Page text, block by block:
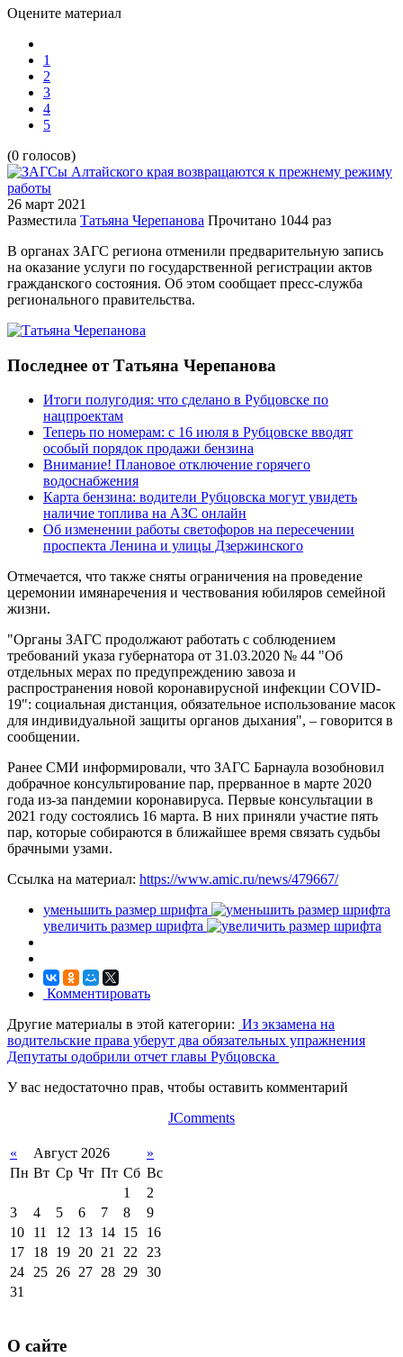
Оцените материал
1
2
3
4
5
(0 голосов)
26 март 2021
Разместила Татьяна Черепанова Прочитано 1044 раз
В органах ЗАГС региона отменили предварительную запись
на оказание услуги по государственной регистрации актов
гражданского состояния. Об этом сообщает пресс-служба
регионального правительства.
Последнее от Татьяна Черепанова
Итоги полугодия: что сделано в Рубцовске по
нацпроектам
Теперь по номерам: с 16 июля в Рубцовске вводят
особый порядок продажи бензина
Внимание! Плановое отключение горячего
водоснабжения
Карта бензина: водители Рубцовска могут увидеть
наличие топлива на АЗС онлайн
Об изменении работы светофоров на пересечении
проспекта Ленина и улицы Дзержинского
Отмечается, что также сняты ограничения на проведение
церемонии имянаречения и чествования юбиляров семейной
жизни.
"Органы ЗАГС продолжают работать с соблюдением
требований указа губернатора от 31.03.2020 № 44 "Об
отдельных мерах по предупреждению завоза и
распространения новой коронавирусной инфекции COVID-
19": социальная дистанция, обязательное использование масок
для индивидуальной защиты органов дыхания", – говорится в
сообщении.
Ранее СМИ информировали, что ЗАГС Барнаула возобновил
добрачное консультирование пар, прерванное в марте 2020
года из-за пандемии коронавируса. Первые консультации в
2021 году состоялись 16 марта. В них приняли участие пять
пар, которые собираются в ближайшее время связать судьбы
брачными узами.
Ссылка на материал: https://www.amic.ru/news/479667/
уменьшить размер шрифта
увеличить размер шрифта
Комментировать
Другие материалы в этой категории: Из экзамена на
водительские права уберут два обязательных упражнения
Депутаты одобрили отчет главы Рубцовска
У вас недостаточно прав, чтобы оставить комментарий
JComments
« Август 2026
»
Пн Вт Ср Чт Пт Сб Вс
1
2
3
4 5 6 7 8
9
10
11 12 13 14 15
16
17
18 19 20 21 22
23
24
25 26 27 28 29 30
31
О сайте